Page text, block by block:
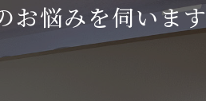
お悩みを伺います